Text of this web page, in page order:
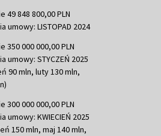
49 848 800,00 PLN
umowy: LISTOPAD 2024
350 000 000,00 PLN
umowy: STYCZEŃ 2025
90 mln, luty 130 mln,
300 000 000,00 PLN
umowy: KWIECIEŃ 2025
150 mln, maj 140 mln,